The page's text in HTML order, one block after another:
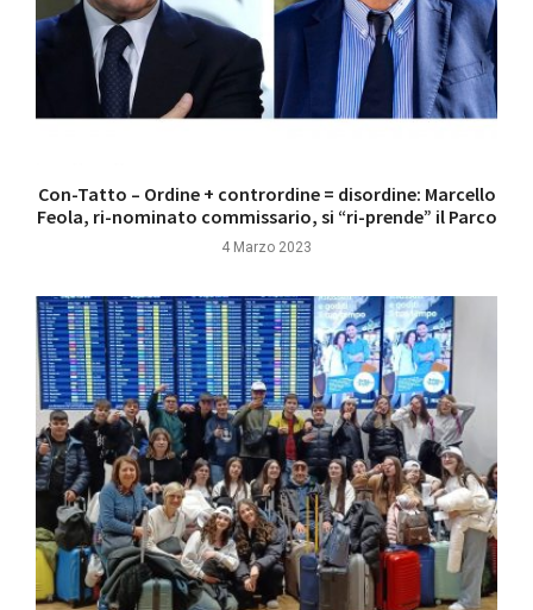
Con-Tatto – Ordine + contrordine = disordine: Marcello
Feola, ri-nominato commissario, si “ri-prende” il Parco
4 Marzo 2023